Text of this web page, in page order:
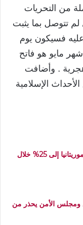
من التحريات
لم تتوصل بما يثبت
فسيكون يوم
مايو هو فاتح
ذي القعدة للعام الهجري 1444هجرية . وأضافت
الإسلامية
تراجع معدلات الفقر في موريتانيا إلى 25% خلال
الأمن يحذر من